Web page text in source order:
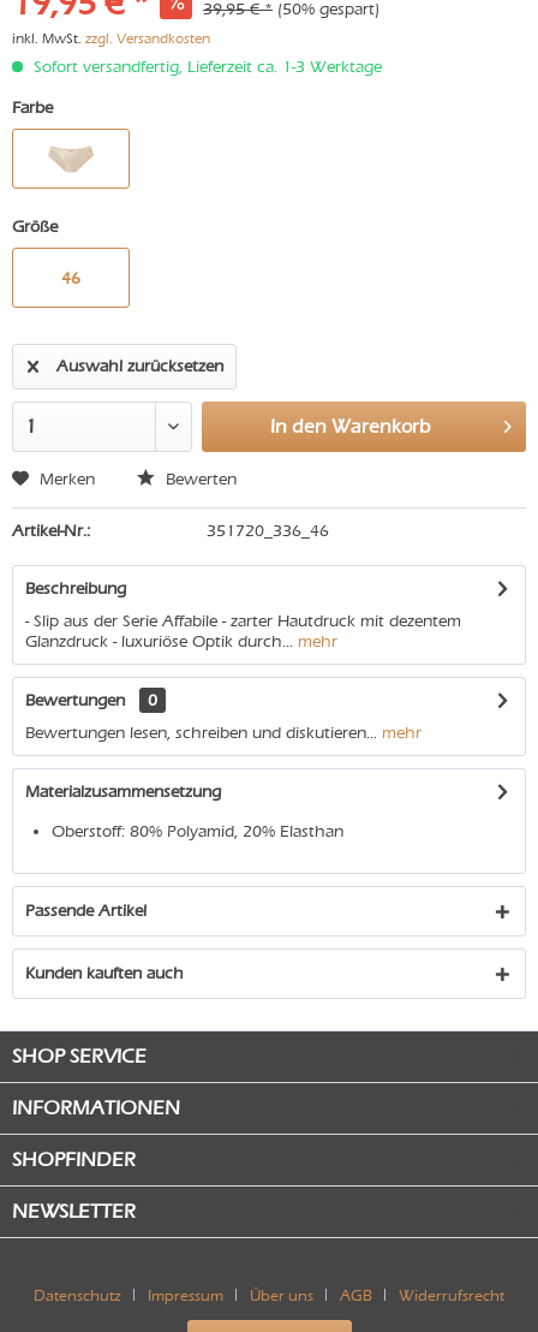
39,95 € * (50% gespart)
inkl. MwSt. zzgl. Versandkosten
Sofort versandfertig, Lieferzeit ca. 1-3 Werktage
Farbe
Größe
46
Auswahl zurücksetzen
In den Warenkorb
Merken Bewerten
Artikel-Nr.: 351720_336_46
Beschreibung
- Slip aus der Serie Affabile - zarter Hautdruck mit dezentem
Glanzdruck - luxuriöse Optik durch... mehr
Bewertungen
0
Bewertungen lesen, schreiben und diskutieren... mehr
Materialzusammensetzung
Oberstoff: 80% Polyamid, 20% Elasthan
Passende Artikel
Kunden kauften auch
SHOP SERVICE
INFORMATIONEN
SHOPFINDER
NEWSLETTER
Datenschutz Impressum Über uns AGB Widerrufsrecht